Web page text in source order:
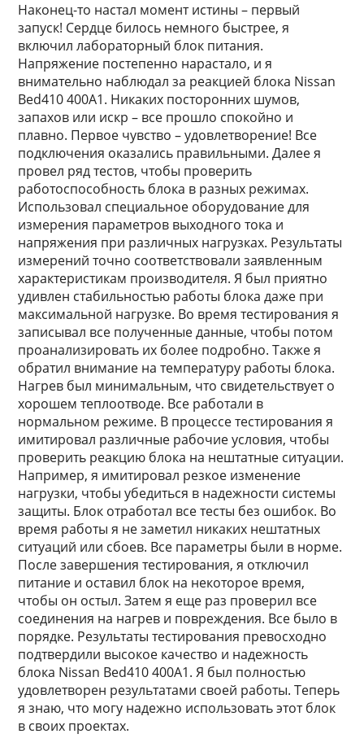
Наконец-то настал момент истины – первый
запуск! Сердце билось немного быстрее, я
включил лабораторный блок питания.
Напряжение постепенно нарасталo, и я
внимательно наблюдал за реакцией блока Nissan
Bed410 400A1. Никаких посторонних шумов,
запахов или искр – все прошло спокойно и
плавно. Первое чувство – удовлетворение! Все
подключения оказались правильными. Далее я
провел ряд тестов, чтобы проверить
работоспособность блока в разных режимах.
Использовал специальное оборудование для
измерения параметров выходного тока и
напряжения при различных нагрузках. Результаты
измерений точно соответствовали заявленным
характеристикам производителя. Я был приятно
удивлен стабильностью работы блока даже при
максимальной нагрузке. Во время тестирования я
записывал все полученные данные, чтобы потом
проанализировать их более подробно. Также я
обратил внимание на температуру работы блока.
Нагрев был минимальным, что свидетельствует о
хорошем теплоотводе. Все работали в
нормальном режиме. В процессе тестирования я
имитировал различные рабочие условия, чтобы
проверить реакцию блока на нештатные ситуации.
Например, я имитировал резкое изменение
нагрузки, чтобы убедиться в надежности системы
защиты. Блок отработал все тесты без ошибок. Во
время работы я не заметил никаких нештатных
ситуаций или сбоев. Все параметры были в норме.
После завершения тестирования, я отключил
питание и оставил блок на некоторое время,
чтобы он остыл. Затем я еще раз проверил все
соединения на нагрев и повреждения. Все было в
порядке. Результаты тестирования превосходно
подтвердили высокое качество и надежность
блока Nissan Bed410 400A1. Я был полностью
удовлетворен результатами своей работы. Теперь
я знаю, что могу надежно использовать этот блок
в своих проектах.